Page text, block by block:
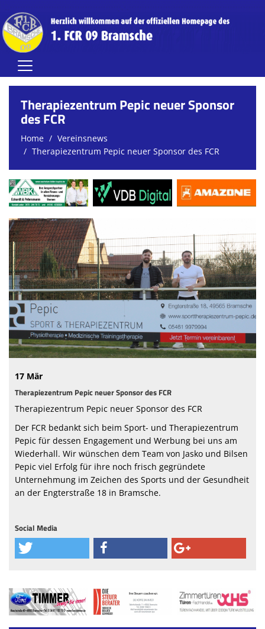
Home
Herren
Damen
Jugend (D-G)
Verein
FCR-Clubhaus
Sponsoren
Vorstand & Mitarbeiter
Stadionzeitung
Trainingszeiten
Therapiezentrum Pepic neuer Sponsor
des FCR
Home
Vereinsnews
Therapiezentrum Pepic neuer Sponsor des FCR
17 Mär
Therapiezentrum Pepic neuer Sponsor des FCR
Therapiezentrum Pepic neuer Sponsor des FCR
Der FCR bedankt sich beim Sport- und Therapiezentrum
Pepic für dessen Engagement und Werbung bei uns am
Wiederhall. Wir wünschen dem Team von Jasko und Bilsen
Pepic viel Erfolg für ihre noch frisch gegründete
Unternehmung im Zeichen des Sports und der Gesundheit
an der Engterstraße 18 in Bramsche.
Social Media